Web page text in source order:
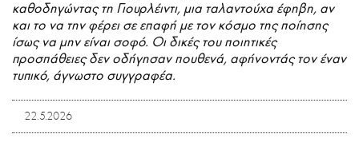
καθοδηγώντας τη Γιουρλέιντι, μια ταλαντούχα έφηβη, αν
και το να την φέρει σε επαφή με τον κόσμο της ποίησης
ίσως να μην είναι σοφό. Οι δικές του ποιητικές
προσπάθειες δεν οδήγησαν πουθενά, αφήνοντάς τον έναν
τυπικό, άγνωστο συγγραφέα.
22.5.2026